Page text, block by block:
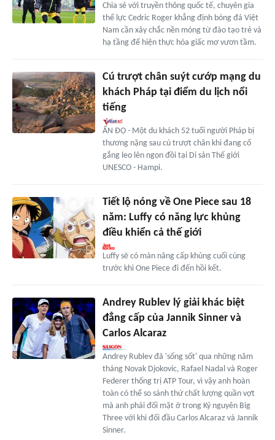
Chia sẻ với truyền thông quốc tế, chuyên gia
thể lực Cedric Roger khẳng định bóng đá Việt
Nam cần xây chắc nền móng từ đào tạo trẻ và
hạ tầng để hiện thực hóa giấc mơ vươn tầm.
Cú trượt chân suýt cướp mạng du
khách Pháp tại điểm du lịch nổi
tiếng
ẤN ĐỘ - Một du khách 52 tuổi người Pháp bị
thương nặng sau cú trượt chân khi đang cố
gắng leo lên ngọn đồi tại Di sản Thế giới
UNESCO - Hampi.
Tiết lộ nóng về One Piece sau 18
năm: Luffy có năng lực khủng
điều khiển cả thế giới
Luffy sẽ có màn nâng cấp khủng cuối cùng
trước khi One Piece đi đến hồi kết.
Andrey Rublev lý giải khác biệt
đẳng cấp của Jannik Sinner và
Carlos Alcaraz
Andrey Rublev đã 'sống sốt' qua những năm
tháng Novak Djokovic, Rafael Nadal và Roger
Federer thống trị ATP Tour, vì vậy anh hoàn
toàn có thể so sánh thứ chất lượng quần vợt
mà anh phải đối mặt ở trong Kỷ nguyên Big
Three với khi đối đầu Carlos Alcaraz và Jannik
Sinner.